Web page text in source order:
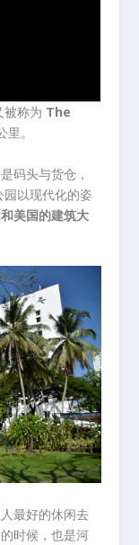
被称为 The
。
码头与货仓，
以现代化的姿
美国的建筑大
最好的休闲去
时候，也是河